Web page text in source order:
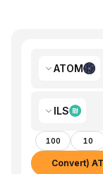
ATOM
ILS
10
100